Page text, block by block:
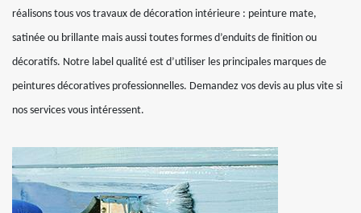
réalisons tous vos travaux de décoration intérieure : peinture mate,
satinée ou brillante mais aussi toutes formes d’enduits de finition ou
décoratifs. Notre label qualité est d’utiliser les principales marques de
peintures décoratives professionnelles. Demandez vos devis au plus vite si
nos services vous intéressent.